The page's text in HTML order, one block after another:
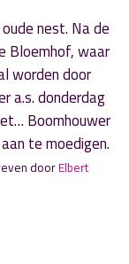
nest. Na de
Bloemhof, waar
worden door
a.s. donderdag
Boomhouwer
te moedigen.
doorElbert